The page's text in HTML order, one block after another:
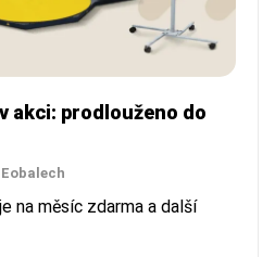
akci: prodlouženo do
na měsíc zdarma a další